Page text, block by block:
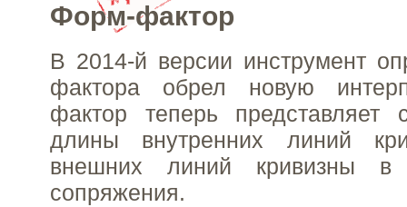
Форм-фактор
В 2014-й версии инструмент
фактора обрел новую
фактор теперь представляет
длины внутренних линий
внешних линий кривизны в
сопряжения.